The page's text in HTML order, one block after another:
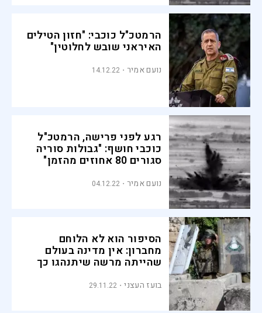
הרמטכ"ל כוכבי: "חזון הטילים
האיראני שובש לחלוטין"
נועם אמיר 14.12.22
רגע לפני פרישה, הרמטכ"ל
כוכבי חושף: "גבולות סוריה
סגורים 80 אחוזים מהזמן"
נועם אמיר 04.12.22
הסיפור הוא לא הלוחם
מחברון: אין מדינה בעולם
שהייתה מרשה שיתנהגו כך
בועז העצני 29.11.22